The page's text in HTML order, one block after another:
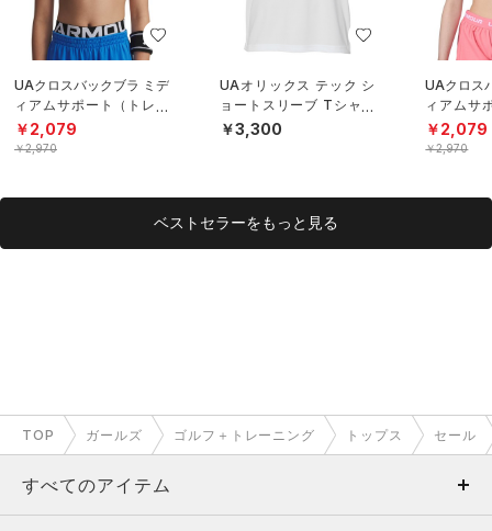
UAクロスバックブラ ミデ
ィアムサポート（トレー
ニング/GIRLS）
￥2,079
￥2,970
UAオリックス テック シ
ョートスリーブ Tシャツ
〈オリっこ〉（ベースボ
ール/KIDS）
￥3,300
UAクロス
ィアムサ
ニング/
￥2,079
￥2,970
ベストセラーをもっと見る
TOP ガールズ ゴルフ＋トレーニング トップス セール
すべてのアイテム